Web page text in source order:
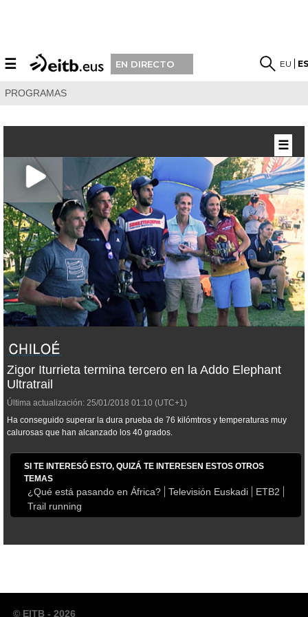
☰ EN DIRECTO EU
PROGRAMAS
Zigor Iturrieta termina tercero en la Addo Elephant
Ultratrail
Última actualización: 25/01/2018 01:10 (UTC+1)
Ha conseguido superar la dura prueba de 76 kilómtros y temperaturas muy
calurosas que han alcanzado los 40 grados.
SI TE INTERESÓ ESTO, QUIZÁ TE INTERESEN ESTOS OTROS
TEMAS
¿Qué está pasando en África? Televisión Euskadi
ETB2
Trail running
☰
© EITB - 2026